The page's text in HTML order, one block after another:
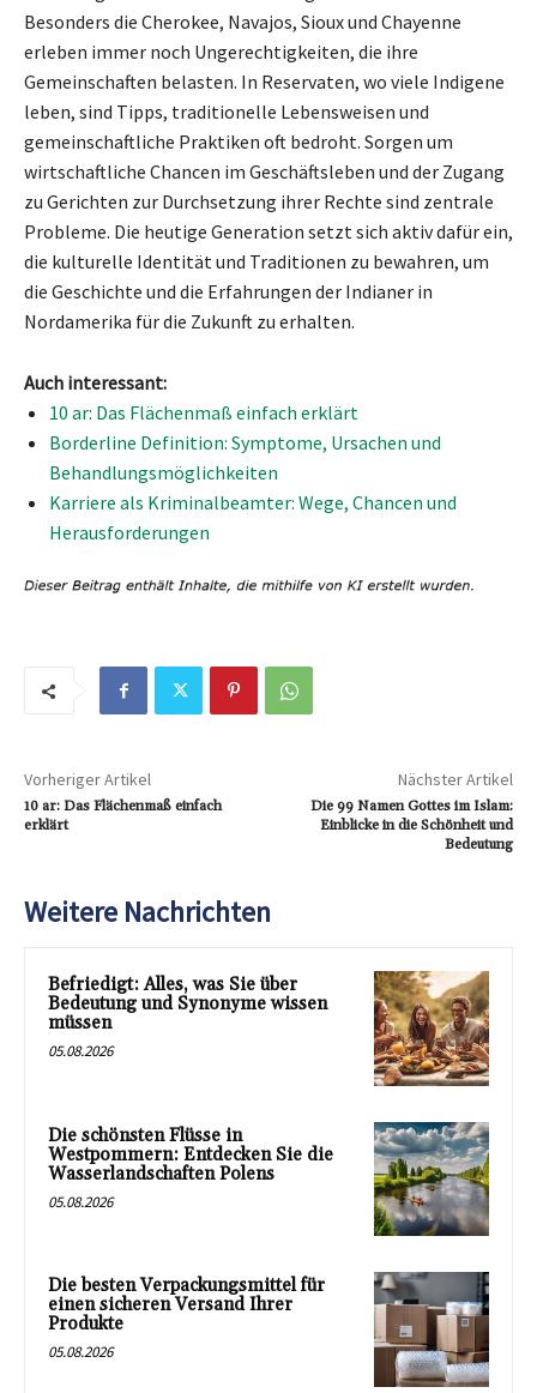
Besonders die Cherokee, Navajos, Sioux und Chayenne
erleben immer noch Ungerechtigkeiten, die ihre
Gemeinschaften belasten. In Reservaten, wo viele Indigene
leben, sind Tipps, traditionelle Lebensweisen und
gemeinschaftliche Praktiken oft bedroht. Sorgen um
wirtschaftliche Chancen im Geschäftsleben und der Zugang
zu Gerichten zur Durchsetzung ihrer Rechte sind zentrale
Probleme. Die heutige Generation setzt sich aktiv dafür ein,
die kulturelle Identität und Traditionen zu bewahren, um
die Geschichte und die Erfahrungen der Indianer in
Nordamerika für die Zukunft zu erhalten.
Auch interessant:
10 ar: Das Flächenmaß einfach erklärt
Borderline Definition: Symptome, Ursachen und
Behandlungsmöglichkeiten
Karriere als Kriminalbeamter: Wege, Chancen und
Herausforderungen
Vorheriger Artikel
10 ar: Das Flächenmaß einfach
erklärt
Nächster Artikel
Die 99 Namen Gottes im Islam:
Einblicke in die Schönheit und
Bedeutung
Weitere Nachrichten
Befriedigt: Alles, was Sie über
Bedeutung und Synonyme wissen
müssen
05.08.2026
Die schönsten Flüsse in
Westpommern: Entdecken Sie die
Wasserlandschaften Polens
05.08.2026
Die besten Verpackungsmittel für
einen sicheren Versand Ihrer
Produkte
05.08.2026